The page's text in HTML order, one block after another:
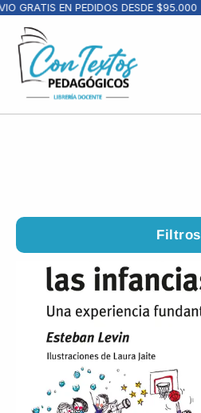
EN PEDIDOS DESDE $95.000
Filtros